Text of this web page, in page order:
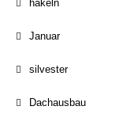
häkeln
Januar
silvester
Dachausbau